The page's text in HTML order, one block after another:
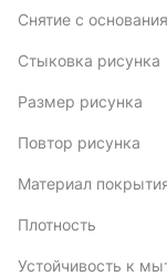
Снятие с основания
Стыковка рисунка
Размер рисунка
Повтор рисунка
Материал
Плотность
Устойчивость к